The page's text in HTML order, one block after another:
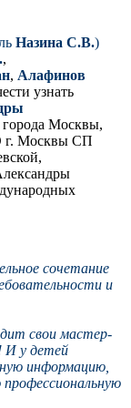
Назина С.В.)
,
, Алафинов
узнать
города Москвы,
г. Москвы СП
сочетание
и
свои мастер-
И у детей
информацию,